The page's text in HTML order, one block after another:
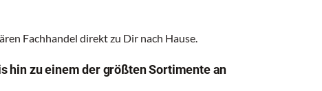
Fachhandel direkt zu Dir nach Hause.
hin zu einem der größten Sortimente an